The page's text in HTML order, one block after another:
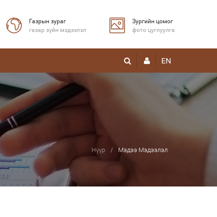
Газрын зураг
газар зүйн мэдээлэл
Зургийн цомог
фото цуглуулга
EN
Нүүр Мэдээ Мэдээлэл